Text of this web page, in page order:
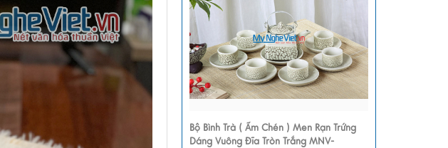
Bộ Bình Trà ( Ấm Chén ) Men Rạn Trứng
Dáng Vuông Đĩa Tròn Trắng MNV-